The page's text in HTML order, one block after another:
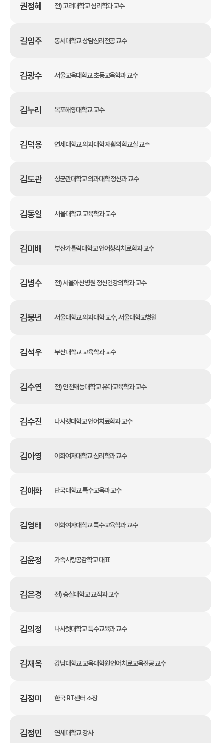
권정혜 전) 고려대학교 심리학과 교수
길임주 동서대학교 상담심리전공 교수
김광수 서울교육대학교 초등교육학과 교수
김누리 목포해양대학교 교수
김덕용 연세대학교 의과대학 재활의학교실 교수
김도관 성균관대학교 의과대학 정신과 교수
김동일 서울대학교 교육학과 교수
김미배 부산가톨릭대학교 언어청각치료학과 교수
김병수 전) 서울아산병원 정신건강의학과 교수
김붕년 서울대학교 의과대학 교수, 서울대학교병원
김석우 부산대학교 교육학과 교수
김수연 전) 인천재능대학교 유아교육학과 교수
김수진 나사렛대학교 언어치료학과 교수
김아영 이화여자대학교 심리학과 교수
김애화 단국대학교 특수교육과 교수
김영태 이화여자대학교 특수교육학과 교수
김윤정 가족사랑공감학교 대표
김은경 전) 숭실대학교 교직과 교수
김의정 나사렛대학교 특수교육과 교수
김재옥 강남대학교 교육대학원 언어치료교육전공 교수
김정미 한국 RT센터 소장
김정민 연세대학교 강사